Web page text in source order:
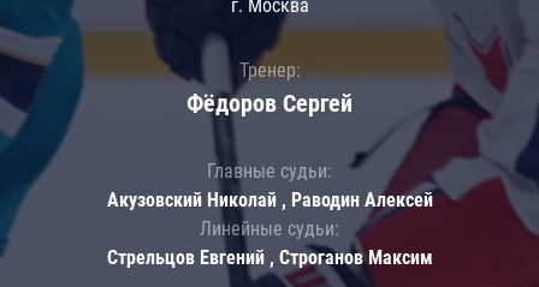
г. Москва
Тренер:
Фёдоров Сергей
Главные судьи:
Акузовский Николай , Раводин Алексей
Линейные судьи:
Стрельцов Евгений , Строганов Максим